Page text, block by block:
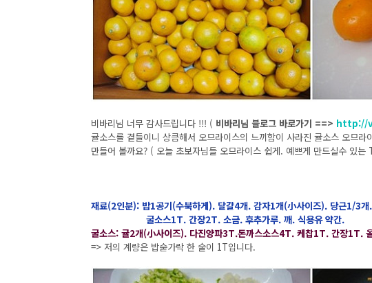
비바리님 너무 감사드립니다 !!! ( 비바리님 블로그 바로가기 ==> http://
귤소스를 곁들이니 상큼해서 오므라이스의 느끼함이 사라진 귤소스 오므라
만들어 볼까요? ( 오늘 초보자님들 오므라이스 쉽게. 예쁘게 만드실수 있는
재료(2인분): 밥1공기(수북하게). 달걀4개. 감자1개(小사이즈). 당근1/3
굴소스1T. 간장2T. 소금. 후추가루. 깨. 식용유 약간.
굴소스: 귤2개(小사이즈). 다진양파3T.돈까스소스4T. 케찹1T. 간장1T.
=> 저의 계량은 밥숟가락 한 술이 1T입니다.